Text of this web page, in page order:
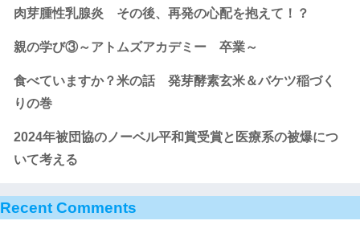
肉芽腫性乳腺炎 その後、再発の心配を抱えて！？
親の学び③～アトムズアカデミー 卒業～
食べていますか？米の話 発芽酵素玄米＆バケツ稲づく
りの巻
2024年被団協のノーベル平和賞受賞と医療系の被爆につ
いて考える
Recent Comments